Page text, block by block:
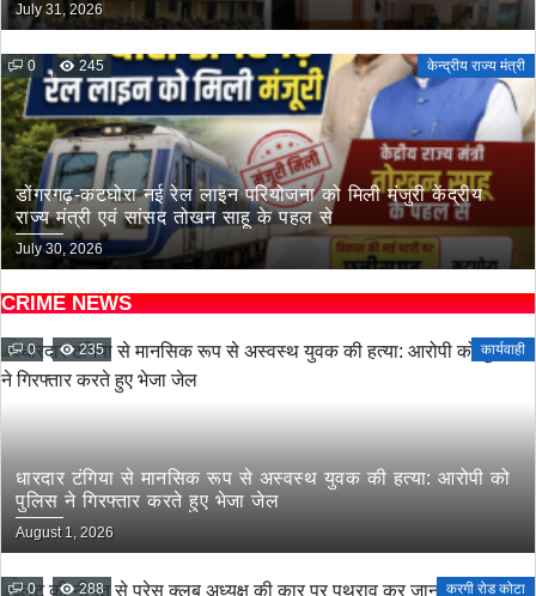
July 31, 2026
0 245 केन्द्रीय राज्य मंत्री
डोंगरगढ़-कटघोरा नई रेल लाइन परियोजना को मिली मंजुरी केंद्रीय
राज्य मंत्री एवं सांसद तोखन साहू के पहल से
July 30, 2026
CRIME NEWS
0 235 कार्यवाही
धारदार टंगिया से मानसिक रूप से अस्वस्थ युवक की हत्या: आरोपी को
पुलिस ने गिरफ्तार करते हुए भेजा जेल
August 1, 2026
0 288 करगी रोड कोटा